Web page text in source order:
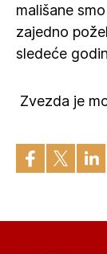
mališane
zajedno
sledeće
Zvezda je